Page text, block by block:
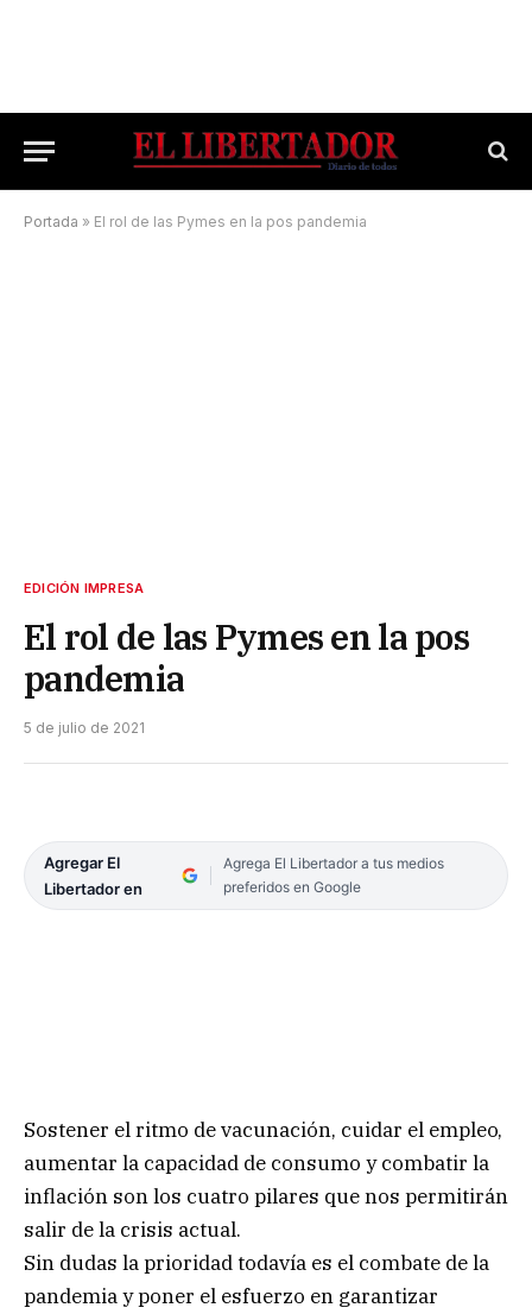
Portada » El rol de las Pymes en la pos pandemia
EDICIÓN IMPRESA
El rol de las Pymes en la pos
pandemia
5 de julio de 2021
Agregar El
Libertador en
Agrega El Libertador a tus medios
preferidos en Google
Sostener el ritmo de vacunación, cuidar el empleo,
aumentar la capacidad de consumo y combatir la
inflación son los cuatro pilares que nos permitirán
salir de la crisis actual.
Sin dudas la prioridad todavía es el combate de la
pandemia y poner el esfuerzo en garantizar